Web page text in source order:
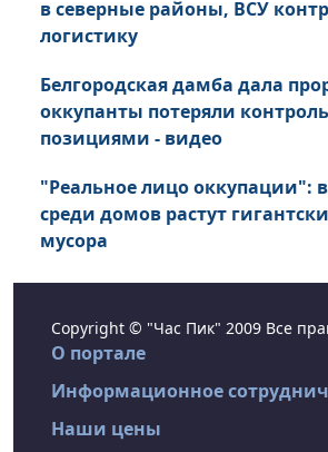
в северные районы, ВСУ
логистику
Белгородская дамба дала
оккупанты потеряли
позициями - видео
"Реальное лицо оккупации":
среди домов растут
мусора
Copyright © "Час Пик" 2009 Все
О портале
Информационное
Наши цены